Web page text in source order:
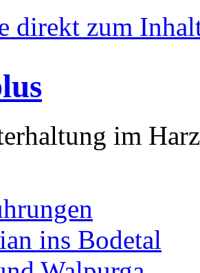
direkt zum
im Harz
ins Bodetal